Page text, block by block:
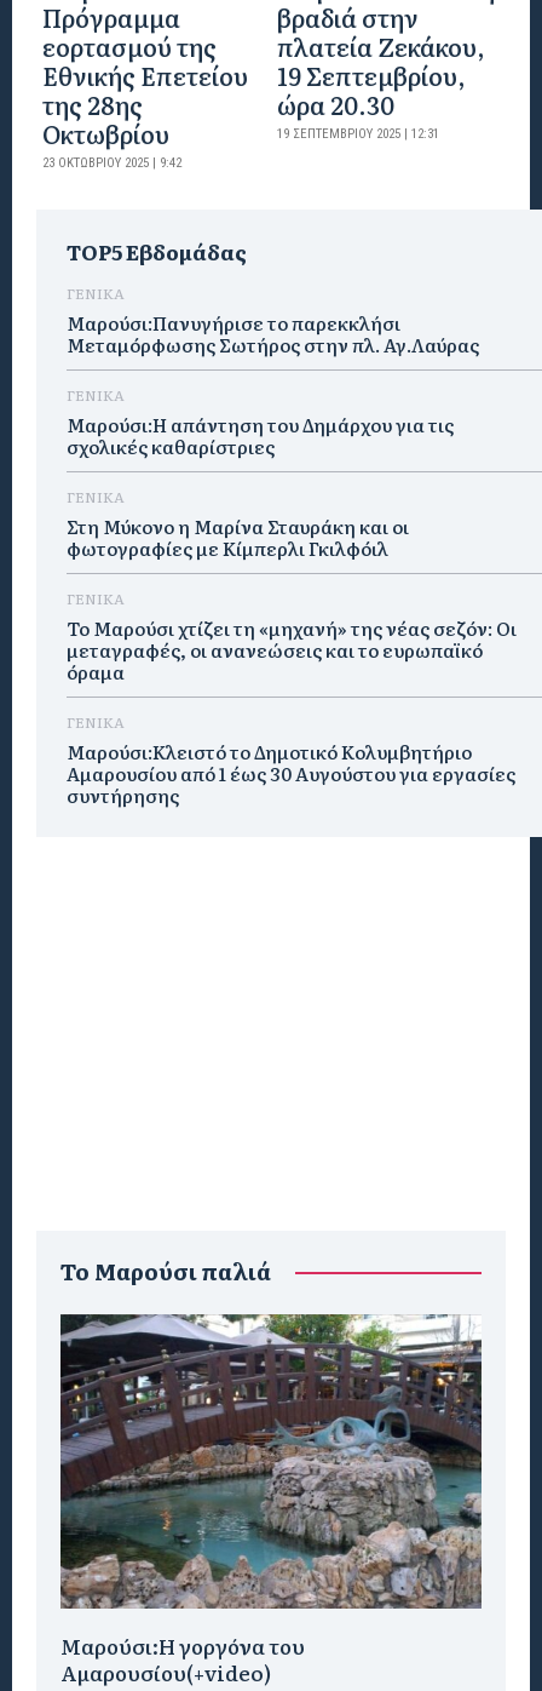
Πρόγραμμα
εορτασμού της
Εθνικής Επετείου
της 28ης
Οκτωβρίου
23 ΟΚΤΩΒΡΊΟΥ 2025 | 9:42
βραδιά στην
πλατεία Ζεκάκου,
19 Σεπτεμβρίου,
ώρα 20.30
19 ΣΕΠΤΕΜΒΡΊΟΥ 2025 | 12:31
TOP5 Εβδομάδας
ΓΕΝΙΚΑ
Μαρούσι:Πανυγήρισε το παρεκκλήσι
Μεταμόρφωσης Σωτήρος στην πλ. Αγ.Λαύρας
ΓΕΝΙΚΑ
Μαρούσι:Η απάντηση του Δημάρχου για τις
σχολικές καθαρίστριες
ΓΕΝΙΚΑ
Στη Μύκονο η Μαρίνα Σταυράκη και οι
φωτογραφίες με Κίμπερλι Γκιλφόιλ
ΓΕΝΙΚΑ
Το Μαρούσι χτίζει τη «μηχανή» της νέας σεζόν: Οι
μεταγραφές, οι ανανεώσεις και το ευρωπαϊκό
όραμα
ΓΕΝΙΚΑ
Μαρούσι:Κλειστό το Δημοτικό Κολυμβητήριο
Αμαρουσίου από 1 έως 30 Αυγούστου για εργασίες
συντήρησης
To Μαρούσι παλιά
Μαρούσι:H γοργόνα του
Αμαρουσίου(+video)